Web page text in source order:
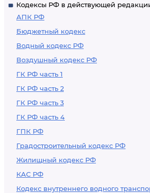
Кодексы РФ в действующей
АПК РФ
Бюджетный кодекс
Водный кодекс РФ
Воздушный кодекс РФ
ГК РФ часть 1
ГК РФ часть 2
ГК РФ часть 3
ГК РФ часть 4
ГПК РФ
Градостроительный кодекс РФ
Жилищный кодекс РФ
КАС РФ
Кодекс внутреннего водного